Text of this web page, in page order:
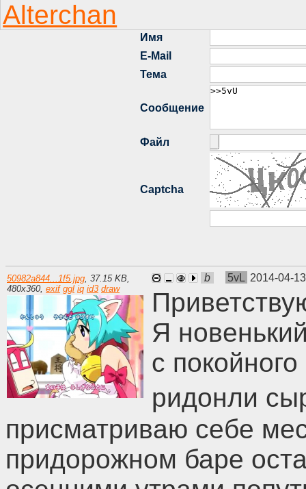
50982a844...1f5.jpg, 37.15 KB,
480x360, exif ggl iq id3 draw
b 5vL 2014-04-
Я
с
ридонли
присматриваю себе
придорожном баре